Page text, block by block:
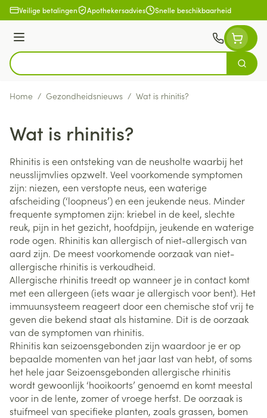
Ga naar de inhoud
Veilige betalingen Apothekersadvies Snelle beschikbaarheid
Menu
Product, merk, categorie...
Zoek
Home / Gezondheidsnieuws / Wat is rhinitis?
Wat is rhinitis?
Rhinitis is een ontsteking van de neusholte waarbij het
neusslijmvlies opzwelt. Veel voorkomende symptomen
zijn: niezen, een verstopte neus, een waterige
afscheiding (‘loopneus’) en een jeukende neus. Minder
frequente symptomen zijn: kriebel in de keel, slechte
reuk, pijn in het gezicht, hoofdpijn, jeukende en waterige
rode ogen. Rhinitis kan allergisch of niet-allergisch van
aard zijn. De meest voorkomende oorzaak van niet-
allergische rhinitis is verkoudheid.
Allergische rhinitis treedt op wanneer je in contact komt
met een allergeen (iets waar je allergisch voor bent). Het
immuunsysteem reageert door een chemische stof vrij te
geven die bekend staat als histamine. Dit is de oorzaak
van de symptomen van rhinitis.
Rhinitis kan seizoensgebonden zijn waardoor je er op
bepaalde momenten van het jaar last van hebt, of soms
het hele jaar Seizoensgebonden allergische rhinitis
wordt gewoonlijk ‘hooikoorts’ genoemd en komt meestal
voor in de lente, zomer of vroege herfst. De oorzaak is
stuifmeel van specifieke planten, zoals grassen, bomen